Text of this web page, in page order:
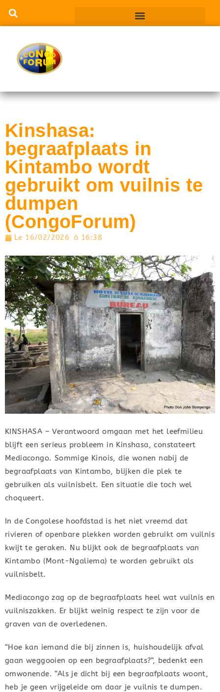
Kinshasa:
begraafplaats in
Kintambo wordt
gebruikt om vuilnis te
dumpen
(CongoForum)
Le 16/02/2026 à 16:38
KINSHASA – Verantwoord omgaan met het leefmilieu
blijft een serieus probleem in Kinshasa, constateert
Mediacongo. Sommige Kinois, die wonen nabij de
begraafplaats van Kintambo, blijken die plek te
gebruiken als vuilnisbelt. Een situatie die toch wel
choqueert.
In de Congolese hoofdstad is het niet vreemd dat
rivieren of openbare plekken worden gebruikt om vuilnis
kwijt te geraken. Nu blijkt ook de begraafplaats van
Kintambo (Mont-Ngaliema) te worden gebruikt als
vuilnisbelt.
Mediacongo zag op de begraafplaats heel wat vuilnis en
vuilniszakken. Er blijkt weinig respect te zijn voor de
graven van de overledenen.
“Hoe kan iemand die bij zinnen is, huishoudelijk afval
gaan weggooien op een begraafplaats?”, bedenkt een
omwonende. “Als je dicht bij een begraafplaats woont,
heb je geen vrijgeleide om daar je vuilnis te dumpen.